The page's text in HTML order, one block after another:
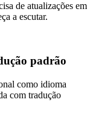
de atualizações em
a escutar.
padrão
como idioma
com tradução